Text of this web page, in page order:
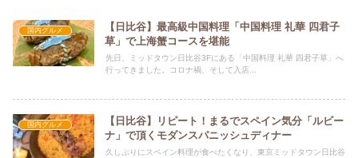
国内グルメ
【日比谷】最高級中国料理「中国料理 礼華 四君子
草」で上海蟹コースを堪能
先日、ミッドタウン日比谷3Fにある「中国料理 礼華 四君子草」へ
行ってきました。コロナ禍、そして入店...
国内グルメ
【日比谷】リピート！まるでスペイン気分「ルビー
ナ」で頂くモダンスパニッシュディナー
久しぶりにスペイン料理が食べたくなり、東京ミッドタウン日比谷